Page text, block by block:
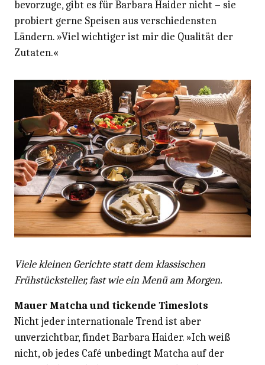
bevorzuge, gibt es für Barbara Haider nicht – sie
probiert gerne Speisen aus verschiedensten
Ländern. »Viel wichtiger ist mir die Qualität der
Zutaten.«
Viele kleinen Gerichte statt dem klassischen
Frühstücksteller, fast wie ein Menü am Morgen.
Mauer Matcha und tickende Timeslots
Nicht jeder internationale Trend ist aber
unverzichtbar, findet Barbara Haider. »Ich weiß
nicht, ob jedes Café unbedingt Matcha auf der